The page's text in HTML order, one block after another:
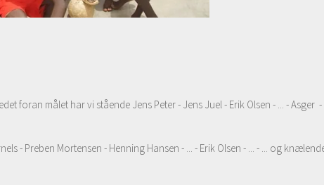
foran målet har vi stående Jens Peter - Jens Juel - Erik Olsen - ... -
- Preben Mortensen - Henning Hansen - ... - Erik Olsen - ... - ... og